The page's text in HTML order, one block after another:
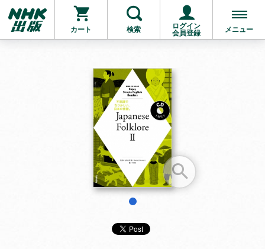
カート 検索
ログイン
会員登録
メニュー
お支払いに進む
他にも商品を買う